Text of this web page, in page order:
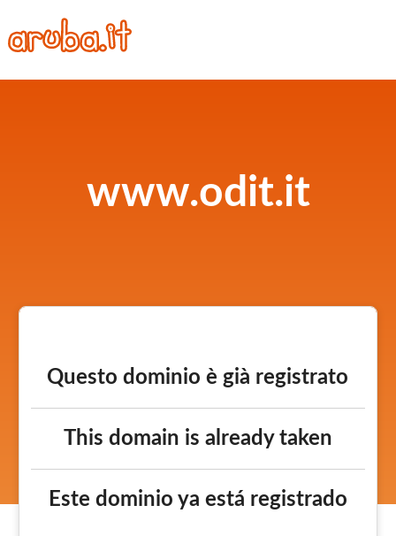
www.odit.it
Questo dominio è già registrato
This domain is already taken
Este dominio ya está registrado